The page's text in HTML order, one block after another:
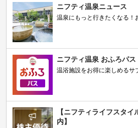
ニフティ温泉ニュース
温泉にもっと行きたくなる！
ニフティ温泉 おふろパス
温浴施設をお得に楽しめるサ
【ニフティライフスタ
内】